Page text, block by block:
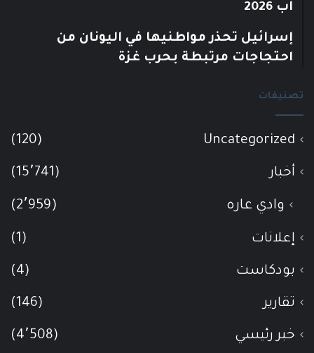
آب 2026
إسرائيل تحذر مواطنيها في اليونان من
احتجاجات مرتبطة بحرب غزة
تصنيفات
Uncategorized
(120)
أخبار (15٬741)
وادي عاره (2٬959)
إعلانات (1)
بودكاست (4)
تقارير (146)
خبر رئيسي (4٬508)